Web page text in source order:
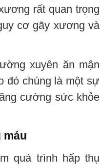
rất quan trọng
cơ gãy xương và
xuyên ăn mận
đó chúng là một sự
cường sức khỏe
quá trình hấp thụ